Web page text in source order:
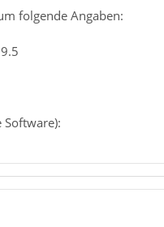
folgende Angaben: